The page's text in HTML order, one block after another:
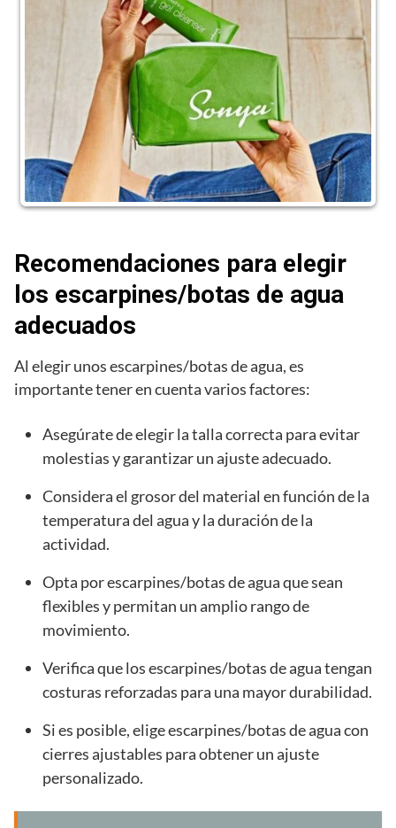
Recomendaciones para elegir
los escarpines/botas de agua
adecuados
Al elegir unos escarpines/botas de agua, es
importante tener en cuenta varios factores:
Asegúrate de elegir la talla correcta para evitar
molestias y garantizar un ajuste adecuado.
Considera el grosor del material en función de la
temperatura del agua y la duración de la
actividad.
Opta por escarpines/botas de agua que sean
flexibles y permitan un amplio rango de
movimiento.
Verifica que los escarpines/botas de agua tengan
costuras reforzadas para una mayor durabilidad.
Si es posible, elige escarpines/botas de agua con
cierres ajustables para obtener un ajuste
personalizado.